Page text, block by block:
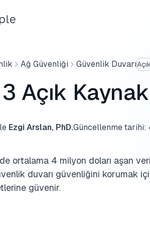
Ağ Güvenliği Güvenlik Duvarı
Açık
Ezgi Arslan, PhD.Güncellenme tarihi:
ortalama 4 milyon doları aşan
duvarı güvenliğini korumak
güvenir.